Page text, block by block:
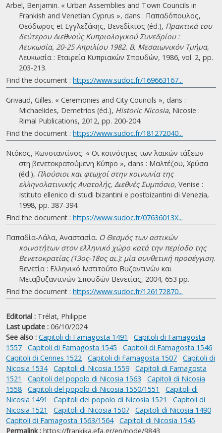
Arbel, Benjamin. « Urban Assemblies and Town Councils in
Frankish and Venetian Cyprus », dans : Παπαδόπουλος,
Θεόδωρος et Εγγλεζάκης, Βενεδίκτος (éd.), Πρακτικά του
δεύτερου Διεθνούς Κυπριολογικού Συνεδρίου :
Λευκωσία, 20-25 Απριλίου 1982. B, Μεσαιωνικόν Τμήμα,
Λευκωσία : Εταιρεία Κυπριακών Σπουδών, 1986, vol. 2, pp.
203-213.
Find the document : https://www.sudoc.fr/169663167...
Grivaud, Gilles. « Ceremonies and City Councils », dans :
Michaelides, Demetrios (éd.), Historic Nicosia, Nicosie :
Rimal Publications, 2012, pp. 200-204.
Find the document : https://www.sudoc.fr/181272040...
Ντόκος, Κωνσταντίνος. « Οι κοινότητες των λαϊκών τάξεων
στη βενετοκρατούμενη Κύπρο », dans : Μαλτέζου, Χρύσα
(éd.), Πλούσιοι και φτωχοί στην κοινωνία της
ελληνολατινικής Ανατολής, Διεθνές Συμπόσιο, Venise :
Istituto ellenico di studi bizantini e postbizantini di Venezia,
1998, pp. 387-394.
Find the document : https://www.sudoc.fr/07636013X...
Παπαδία-Λάλα, Αναστασία. Ο Θεσμός των αστικών
κοινοτήτων στον ελληνικό χώρο κατά την περίοδο της
Βενετοκρατίας (13ος-18ος αι.): μία συνθετική προσέγγιση.
Βενετία : Ελληνικό Ινστιτούτο Βυζαντινών και
Μεταβυζαντινών Σπουδών Βενετίας, 2004, 653 pp.
Find the document : https://www.sudoc.fr/126172870...
Editorial : Trélat, Philippe
Last update : 06/10/2024
See also : Capitoli di Famagosta 1491
Capitoli di Famagosta
1557
Capitoli di Famagosta 1545
Capitoli di Famagosta 1546
Capitoli di Cerines 1522
Capitoli di Famagosta 1507
Capitoli di
Nicosia 1534
Capitoli di Nicosia 1559
Capitoli di Famagosta
1521
Capitoli del popolo di Nicosia 1563
Capitoli di Nicosia
1558
Capitoli del popolo di Nicosia 1550/1551
Capitoli di
Nicosia 1491
Capitoli del popolo di Nicosia 1521
Capitoli di
Nicosia 1521
Capitoli di Nicosia 1507
Capitoli di Nicosia 1490
Capitoli di Famagosta 1563/1564
Capitoli di Nicosia 1545
Permalink : https://frankika.efa.gr/en/node/9843